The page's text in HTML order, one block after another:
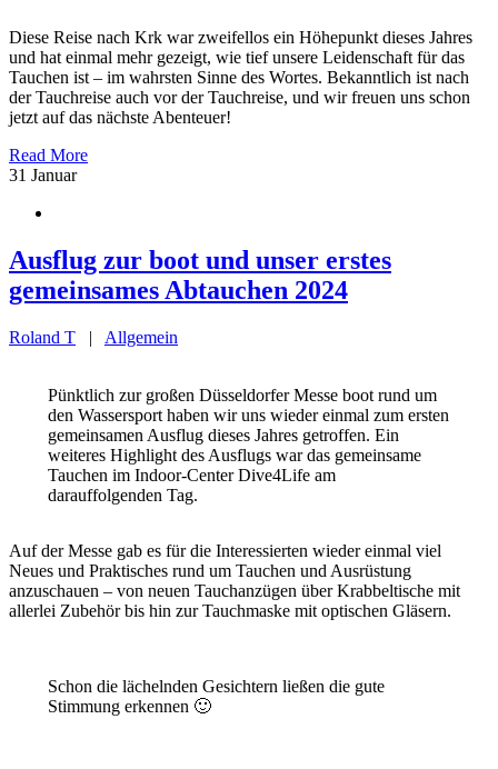
Diese Reise nach Krk war zweifellos ein Höhepunkt dieses Jahres
und hat einmal mehr gezeigt, wie tief unsere Leidenschaft für das
Tauchen ist – im wahrsten Sinne des Wortes. Bekanntlich ist nach
der Tauchreise auch vor der Tauchreise, und wir freuen uns schon
jetzt auf das nächste Abenteuer!
Read More
31 Januar
Ausflug zur boot und unser erstes
gemeinsames Abtauchen 2024
Roland T | Allgemein
Pünktlich zur großen Düsseldorfer Messe boot rund um
den Wassersport haben wir uns wieder einmal zum ersten
gemeinsamen Ausflug dieses Jahres getroffen. Ein
weiteres Highlight des Ausflugs war das gemeinsame
Tauchen im Indoor-Center Dive4Life am
darauffolgenden Tag.
Auf der Messe gab es für die Interessierten wieder einmal viel
Neues und Praktisches rund um Tauchen und Ausrüstung
anzuschauen – von neuen Tauchanzügen über Krabbeltische mit
allerlei Zubehör bis hin zur Tauchmaske mit optischen Gläsern.
Schon die lächelnden Gesichtern ließen die gute
Stimmung erkennen 🙂